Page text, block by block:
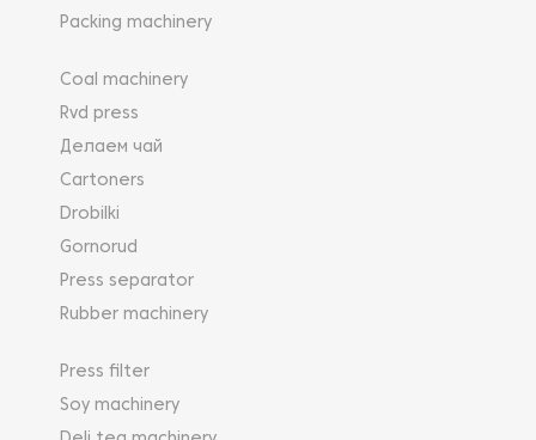
Packing machinery
Coal machinery
Rvd press
Делаем чай
Cartoners
Drobilki
Gornorud
Press separator
Rubber machinery
Press filter
Soy machinery